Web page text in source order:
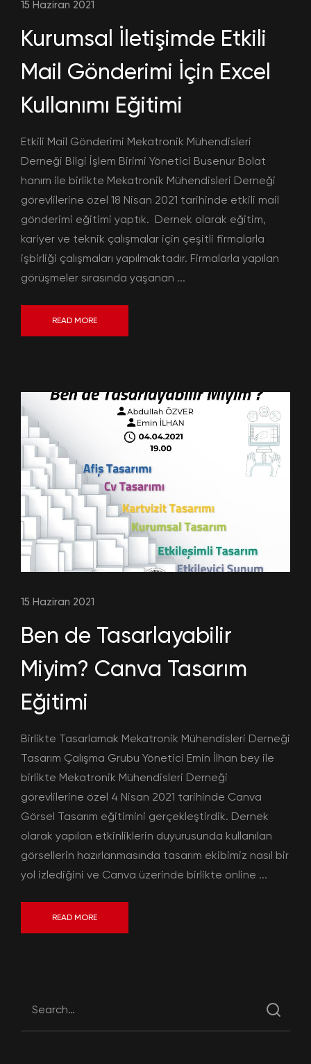
15 Haziran 2021
Kurumsal İletişimde Etkili
Mail Gönderimi İçin Excel
Kullanımı Eğitimi
Etkili Mail Gönderimi Mekatronik Mühendisleri
Derneği Bilgi İşlem Birimi Yönetici Busenur Bolat
hanım ile birlikte Mekatronik Mühendisleri Derneği
görevlilerine özel 18 Nisan 2021 tarihinde etkili mail
gönderimi eğitimi yaptık. Dernek olarak eğitim,
kariyer ve teknik çalışmalar için çeşitli firmalarla
işbirliği çalışmaları yapılmaktadır. Firmalarla yapılan
görüşmeler sırasında yaşanan ...
READ MORE
15 Haziran 2021
Ben de Tasarlayabilir
Miyim? Canva Tasarım
Eğitimi
Birlikte Tasarlamak Mekatronik Mühendisleri Derneği
Tasarım Çalışma Grubu Yönetici Emin İlhan bey ile
birlikte Mekatronik Mühendisleri Derneği
görevlilerine özel 4 Nisan 2021 tarihinde Canva
Görsel Tasarım eğitimini gerçekleştirdik. Dernek
olarak yapılan etkinliklerin duyurusunda kullanılan
görsellerin hazırlanmasında tasarım ekibimiz nasıl bir
yol izlediğini ve Canva üzerinde birlikte online ...
READ MORE